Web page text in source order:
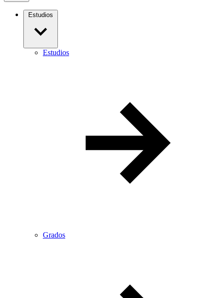
Estudios
Estudios
Grados